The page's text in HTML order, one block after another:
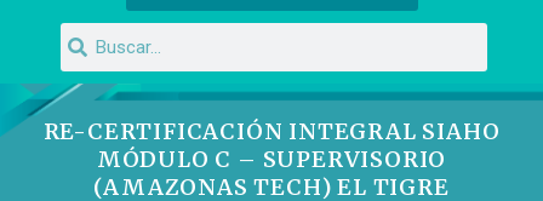
RE-CERTIFICACIÓN INTEGRAL SIAHO
MÓDULO C – SUPERVISORIO
(AMAZONAS TECH) EL TIGRE